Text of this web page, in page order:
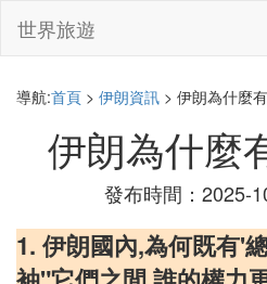
世界旅遊
導航:首頁 > 伊朗資訊 > 伊朗為什麼
伊朗為什麼
發布時間：2025-
1. 伊朗國內,為何既有'